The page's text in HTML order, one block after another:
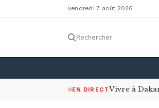
vendredi 7 août 2026
Rechercher
EN DIRECTVivre à